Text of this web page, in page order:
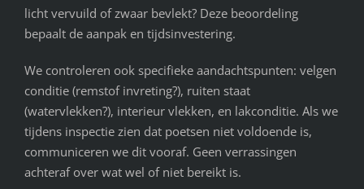
licht vervuild of zwaar bevlekt? Deze beoordeling
bepaalt de aanpak en tijdsinvestering.
We controleren ook specifieke aandachtspunten: velgen
conditie (remstof invreting?), ruiten staat
(watervlekken?), interieur vlekken, en lakconditie. Als we
tijdens inspectie zien dat poetsen niet voldoende is,
communiceren we dit vooraf. Geen verrassingen
achteraf over wat wel of niet bereikt is.